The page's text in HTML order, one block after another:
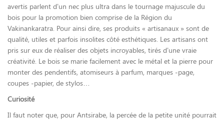
avertis parlent d’un nec plus ultra dans le tournage majuscule du
bois pour la promotion bien comprise de la Région du
Vakinankaratra. Pour ainsi dire, ses produits « artisanaux » sont de
qualité, utiles et parfois insolites côté esthétiques. Les artisans ont
pris sur eux de réaliser des objets incroyables, tirés d’une vraie
créativité. Le bois se marie facilement avec le métal et la pierre pour
monter des pendentifs, atomiseurs à parfum, marques -page,
coupes -papier, de stylos…
Curiosité
Il faut noter que, pour Antsirabe, la percée de la petite unité pourrait